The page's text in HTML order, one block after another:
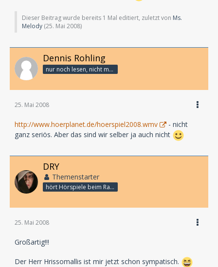
Dieser Beitrag wurde bereits 1 Mal editiert, zuletzt von Ms.
Melody (25. Mai 2008)
Dennis Rohling
nur noch lesen, nicht mehr schreiben
25. Mai 2008
http://www.hoerplanet.de/hoerspiel2008.wmv
- nicht
ganz seriös. Aber das sind wir selber ja auch nicht
DRY
Themenstarter
hört Hörspiele beim Rasenmähen
25. Mai 2008
Großartig!!!
Der Herr Hrissomallis ist mir jetzt schon sympatisch.